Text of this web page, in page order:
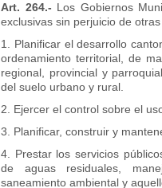
Art. 264.- Los Gobiernos
exclusivas sin perjuicio de
1. Planificar el desarrollo
ordenamiento territorial, de
regional, provincial y
del suelo urbano y rural.
2. Ejercer el control sobre el
3. Planificar, construir y
4. Prestar los servicios
de aguas residuales,
saneamiento ambiental y